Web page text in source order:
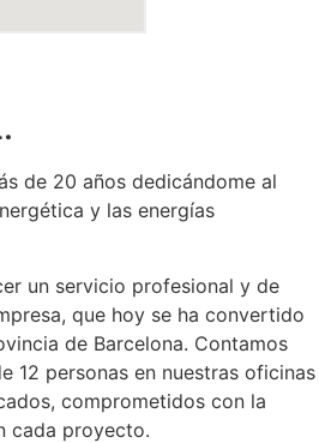
de 20 años dedicándome al
y las energías
un servicio profesional y de
que hoy se ha convertido
de Barcelona. Contamos
12 personas en nuestras oficinas
comprometidos con la
cada proyecto.